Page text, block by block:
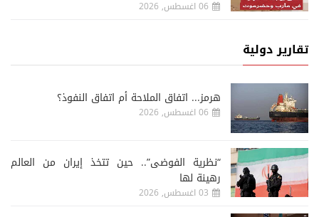
06 اغسطس, 2026
تقارير دولية
هرمز... اتفاق الملاحة أم اتفاق النفوذ؟
06 اغسطس, 2026
“نظرية الفوضى”.. حين تتخذ إيران من العالم
رهينة لها
03 اغسطس, 2026